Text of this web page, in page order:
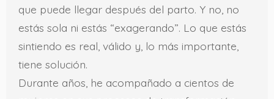
que puede llegar después del parto. Y no, no
estás sola ni estás “exagerando”. Lo que estás
sintiendo es real, válido y, lo más importante,
tiene solución.
Durante años, he acompañado a cientos de